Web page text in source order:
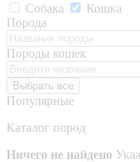
Собака
Кошка
Порода
Породы кошек
Выбрать все
Популярные
Каталог пород
Ничего не найдено